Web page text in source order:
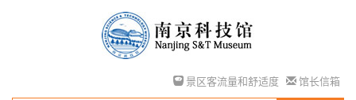
景区客流量和舒适度 馆长信箱